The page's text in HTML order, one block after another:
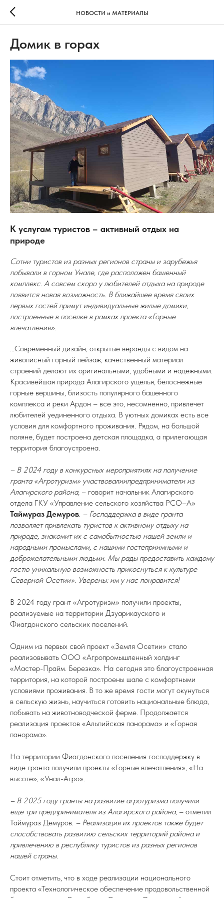
НОВОСТИ и МАТЕРИАЛЫ
Домик в горах
К услугам туристов – активный отдых на
природе
Сотни туристов из разных регионов страны и зарубежья
побывали в горном Унале, где расположен башенный
комплекс. А совсем скоро у любителей отдыха на природе
появится новая возможность. В ближайшее время своих
первых гостей примут индивидуальные жилые домики,
построенные в поселке в рамках проекта «Горные
впечатления».
…Современный дизайн, открытые веранды с видом на
живописный горный пейзаж, качественный материал
строений делают их оригинальными, удобными и надежными.
Красивейшая природа Алагирского ущелья, белоснежные
горные вершины, близость популярного башенного
комплекса и реки Ардон – все это, несомненно, привлечет
любителей уединенного отдыха. В уютных домиках есть все
условия для комфортного проживания. Рядом, на большой
поляне, будет построена детская площадка, а прилегающая
территория благоустроена.
– В 2024 году в конкурсных мероприятиях на получение
гранта «Агротуризм» участвовалиипредприниматели из
Алагирского района, – говорит начальник Алагирского
отдела ГКУ «Управление сельского хозяйства РСО–А»
Таймураз Демуров. – Господдержка в виде гранта
позволяет привлекать туристов к активному отдыху на
природе, знакомит их с самобытностью нашей земли и
народными промыслами, с нашими гостеприимными и
доброжелательными людьми. Мы рады предоставить каждому
гостю уникальную возможность прикоснуться к культуре
Северной Осетии». Уверены: им у нас понравится!
В 2024 году грант «Агротуризм» получили проекты,
реализуемые на территории Дзуарикауского и
Фиагдонского сельских поселений.
Одним из первых свой проект «Земля Осетии» стало
реализовывать ООО «Агропромышленный холдинг
«Мастер-Прайм. Березка». На сегодня это благоустроенная
территория, на которой построены шале с комфортными
условиями проживания. В то же время гости могут окунуться
в сельскую жизнь, научиться готовить национальные блюда,
побывать на животноводческой ферме. Продолжается
реализация проектов «Альпийская панорама» и «Горная
панорама».
На территории Фиагдонского поселения господдержку в
виде гранта получили проекты «Горные впечатления», «На
высоте», «Унал-Агро».
– В 2025 году гранты на развитие агротуризма получили
еще три предпринимателя из Алагирского района, – отметил
Таймураз Демуров. – Реализация их проектов также будет
способствовать развитию сельских территорий района и
привлечению в республику туристов из разных регионов
нашей страны.
Стоит отметить, что в ходе реализации национального
проекта «Технологическое обеспечение продовольственной